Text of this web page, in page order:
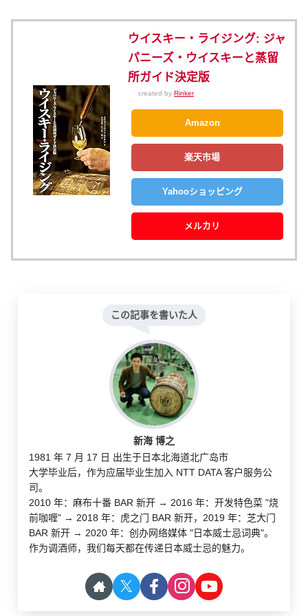
ウイスキー・ライジング: ジャ
パニーズ・ウイスキーと蒸留
所ガイド決定版
created by Rinker
Amazon
楽天市場
Yahooショッピング
メルカリ
この記事を書いた人
新海 博之
1981 年 7 月 17 日 出生于日本北海道北广岛市
大学毕业后，作为应届毕业生加入 NTT DATA 客户服务公
司。
2010 年：麻布十番 BAR 新开 → 2016 年：开发特色菜 "烧
前咖喱" → 2018 年：虎之门 BAR 新开，2019 年：芝大门
BAR 新开 → 2020 年：创办网络媒体 "日本威士忌词典"。
作为调酒师，我们每天都在传递日本威士忌的魅力。